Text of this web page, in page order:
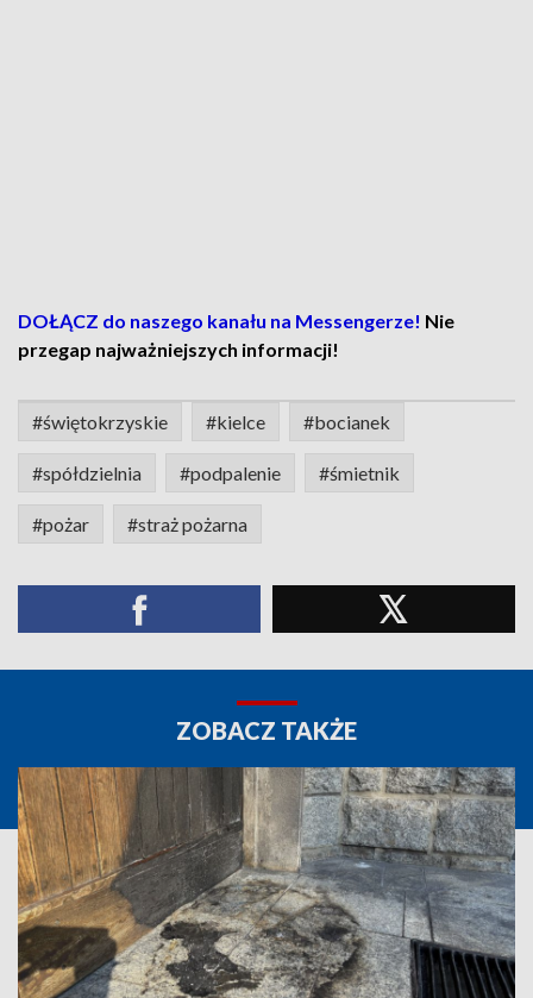
DOŁĄCZ do naszego kanału na Messengerze! Nie
przegap najważniejszych informacji!
#świętokrzyskie #kielce #bocianek
#spółdzielnia #podpalenie #śmietnik
#pożar #straż pożarna
ZOBACZ TAKŻE